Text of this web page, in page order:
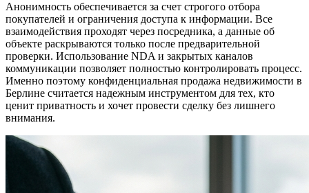
Анонимность обеспечивается за счет строгого отбора
покупателей и ограничения доступа к информации. Все
взаимодействия проходят через посредника, а данные об
объекте раскрываются только после предварительной
проверки. Использование NDA и закрытых каналов
коммуникации позволяет полностью контролировать процесс.
Именно поэтому конфиденциальная продажа недвижимости в
Берлине считается надежным инструментом для тех, кто
ценит приватность и хочет провести сделку без лишнего
внимания.